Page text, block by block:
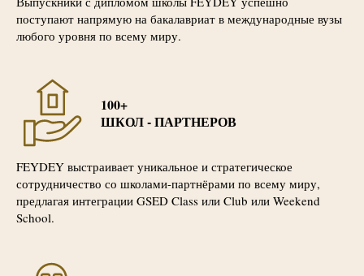
поступают напрямую на бакалавриат в международные вузы
любого уровня по всему миру.
100+
ШКОЛ - ПАРТНЕРОВ
FEYDEY выстраивает уникальное и стратегическое
сотрудничество со школами-партнёрами по всему миру,
предлагая интеграции GSED Class или Club или Weekend
School.